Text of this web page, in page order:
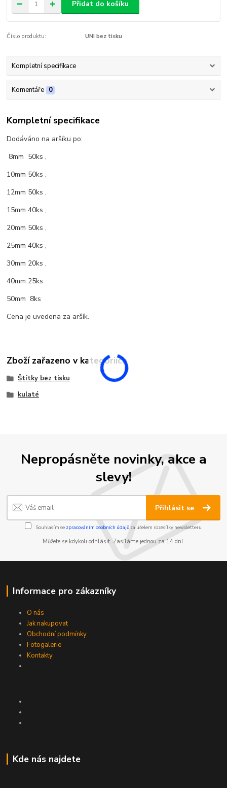
Přidat do košíku
Číslo produktu: UNI bez tisku
Kompletní specifikace
Komentáře 0
Kompletní specifikace
Dodáváno na aršíku po:
8mm 50ks ,
10mm 50ks ,
12mm 50ks ,
15mm 40ks ,
20mm 50ks ,
25mm 40ks ,
30mm 20ks ,
40mm 25ks
50mm 8ks
Cena je uvedena za aršík.
Zboží zařazeno v kategoriích
Štítky bez tisku
kulaté
Nepropásněte novinky, akce a
slevy!
Přihlásit se
Souhlasím se zpracováním osobních údajůza účelem rozesílky newsletteru.
Můžete se kdykoli odhlásit. Zasíláme jednou za 14 dní.
Informace pro zákazníky
O nás
Jak nakupovat
Obchodní podmínky
Fotogalerie
Kontakty
Kde nás najdete